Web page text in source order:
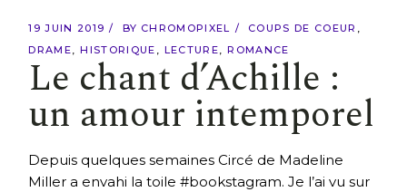
19 JUIN 2019 BY CHROMOPIXEL
COUPS DE COEUR
DRAME
HISTORIQUE LECTURE ROMANCE
Le chant d’Achille :
un amour intemporel
Depuis quelques semaines Circé de Madeline
Miller a envahi la toile #bookstagram. Je l’ai vu sur